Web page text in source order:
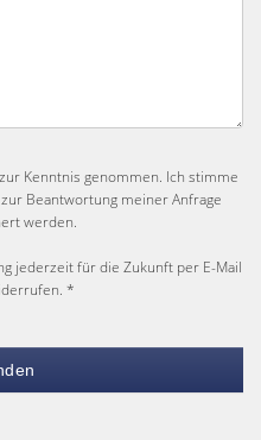
zur Kenntnis genommen. Ich stimme
Beantwortung meiner Anfrage
werden.
jederzeit für die Zukunft per E-Mail
*